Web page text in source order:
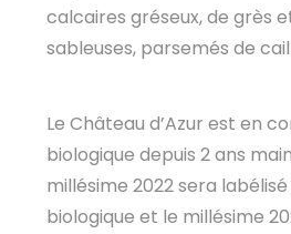
calcaires gréseux, de grès
sableuses, parsemés de
Le Château d’Azur est en
biologique depuis 2 ans
millésime 2022 sera
biologique et le millésime